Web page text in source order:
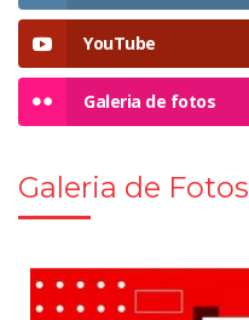
YouTube
Galeria de fotos
Galeria de Fotos